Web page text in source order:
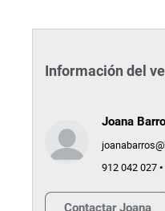
Información del
Joana
912 042 027
Contactar Joana